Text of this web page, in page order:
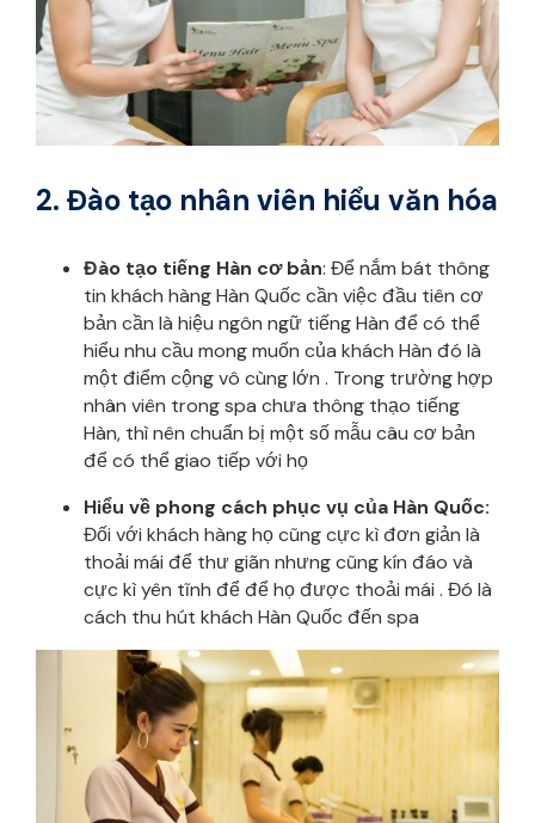
2. Đào tạo nhân viên hiểu văn hóa
Đào tạo tiếng Hàn cơ bản: Để nắm bát thông
tin khách hàng Hàn Quốc cần việc đầu tiên cơ
bản cần là hiệu ngôn ngữ tiếng Hàn để có thể
hiểu nhu cầu mong muốn của khách Hàn đó là
một điểm cộng vô cùng lớn . Trong trường hợp
nhân viên trong spa chưa thông thạo tiếng
Hàn, thì nên chuẩn bị một số mẫu câu cơ bản
để có thể giao tiếp với họ
Hiểu về phong cách phục vụ của Hàn Quốc:
Đối với khách hàng họ cũng cực kì đơn giản là
thoải mái để thư giãn nhưng cũng kín đáo và
cực kì yên tĩnh để để họ được thoải mái . Đó là
cách thu hút khách Hàn Quốc đến spa